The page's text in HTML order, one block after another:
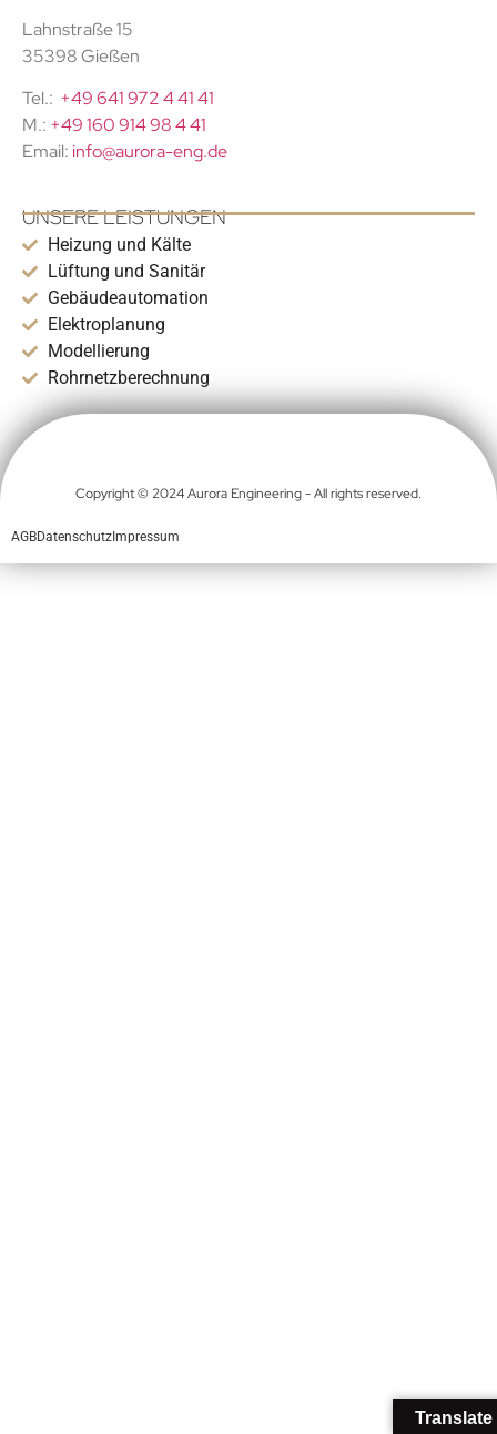
Lahnstraße 15
35398 Gießen
Tel.: +49 641 972 4 41 41
M.: +49 160 914 98 4 41
Email: info@aurora-eng.de
UNSERE LEISTUNGEN
Heizung und Kälte
Lüftung und Sanitär
Gebäudeautomation
Elektroplanung
Modellierung
Rohrnetzberechnung
Copyright © 2024 Aurora Engineering - All rights reserved.
AGBDatenschutz Impressum
Translate